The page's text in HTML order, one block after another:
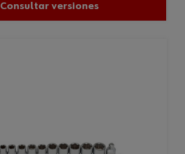
Consultar versiones